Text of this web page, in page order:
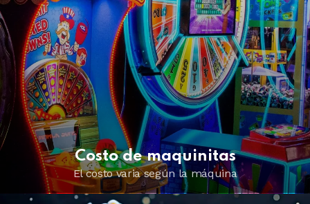
Costo de maquinitas
El costo varia según la máquina